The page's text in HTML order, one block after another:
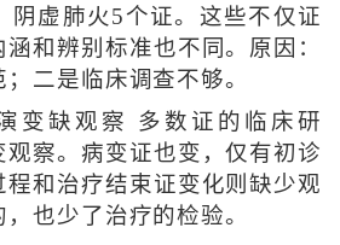
阴虚肺火5个证。这些不仅证
和辨别标准也不同。原因：
二是临床调查不够。
缺观察 多数证的临床研
观察。病变证也变，仅有初诊
程和治疗结束证变化则缺少观
也少了治疗的检验。